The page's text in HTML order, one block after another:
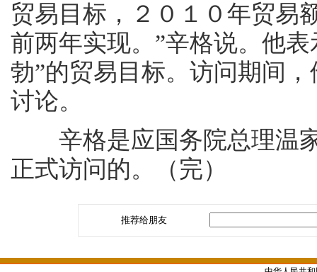
贸易目标，２０１０年贸易
前两年实现。”辛格说。他
勃”的贸易目标。访问期间
讨论。
辛格是应国务院总理温家
正式访问的。（完）
推荐给朋友